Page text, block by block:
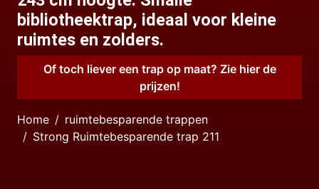
bibliotheektrap, ideaal voor kleine
ruimtes en zolders.
Of toch liever een trap op maat? Zie hier de
prijzen!
Home
ruimtebesparende trappen
Strong Ruimtebesparende trap 211